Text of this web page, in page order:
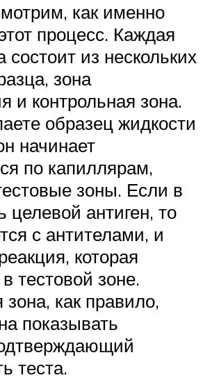
как именно
процесс. Каждая
состоит из нескольких
зона
и контрольная зона.
образец жидкости
начинает
по капиллярам,
зоны. Если в
целевой антиген, то
с антителами, и
которая
тестовой зоне.
зона, как правило,
показывать
теста.